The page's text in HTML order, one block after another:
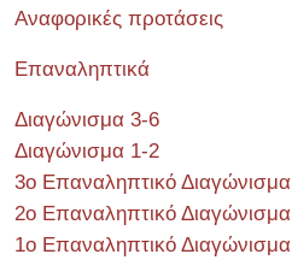
Αναφορικές προτάσεις
Επαναληπτικά
Διαγώνισμα 3-6
Διαγώνισμα 1-2
3ο Επαναληπτικό Διαγώνισμα
2ο Επαναληπτικό Διαγώνισμα
1ο Επαναληπτικό Διαγώνισμα